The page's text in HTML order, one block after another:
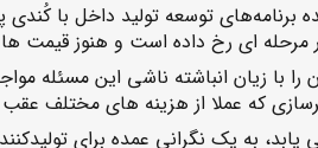
توسعه تولید داخل با
مرحله ای رخ داده است و هنوز قیمت
که عملا از هزینه های مختلف عقب
به یک نگرانی عمده برای